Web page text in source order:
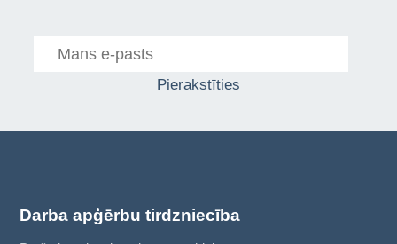
Pierakstīties
Darba apģērbu tirdzniecība